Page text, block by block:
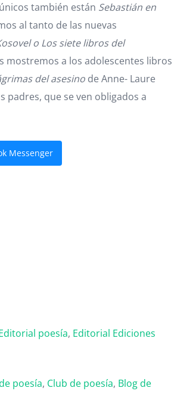
también están Sebastián en
al tanto de las nuevas
o Los siete libros del
mostremos a los adolescentes libros
del asesino de Anne- Laure
que se ven obligados a
Messenger
poesía, Editorial Ediciones
poesía, Club de poesía, Blog de